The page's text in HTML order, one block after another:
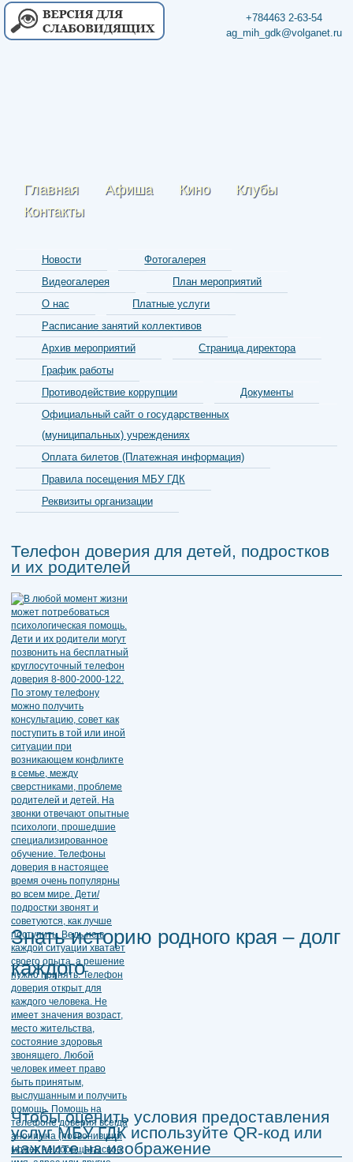
+784463 2-63-54
ag_mih_gdk@volganet.ru
Главная Афиша Кино
Клубы
Контакты
Новости
Фотогалерея
Видеогалерея
План мероприятий
О нас
Платные услуги
Расписание занятий коллективов
Архив мероприятий
Страница директора
График работы
Противодействие коррупции
Документы
Официальный сайт о государственных
(муниципальных) учреждениях
Оплата билетов (Платежная информация)
Правила посещения МБУ ГДК
Реквизиты организации
Телефон доверия для детей, подростков
и их родителей
Знать историю родного края – долг
каждого
Чтобы оценить условия предоставления
услуг МБУ ГДК используйте QR-код или
нажмите на изображение